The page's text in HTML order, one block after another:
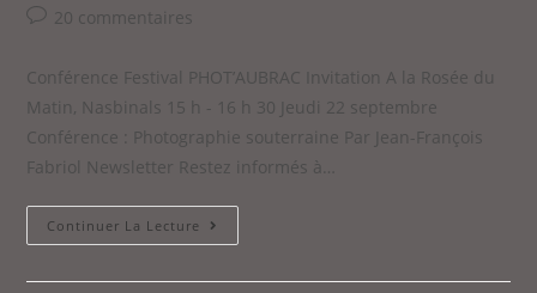
20 commentaires
Conférence Festival PHOT’AUBRAC Invitation A la Rosée du
Matin, Nasbinals 15 h - 16 h 30 Jeudi 22 septembre
Conférence : Photographie souterraine Par Jean-François
Fabriol Newsletter Restez informés à…
Continuer La Lecture